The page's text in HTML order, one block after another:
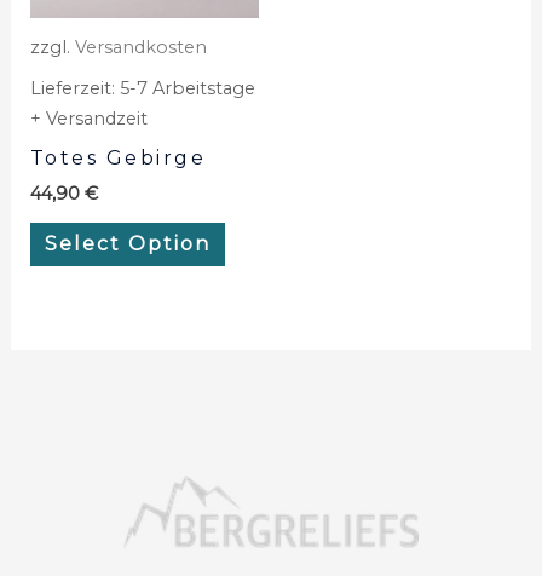
zzgl. Versandkosten
Lieferzeit: 5-7 Arbeitstage
+ Versandzeit
Totes Gebirge
44,90 €
Select Option